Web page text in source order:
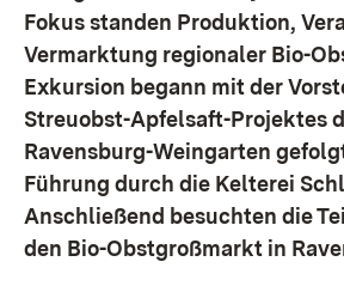
Fokus standen Produktion,
Vermarktung regionaler Bio-
Exkursion begann mit der
Streuobst-Apfelsaft-Projektes
Ravensburg-Weingarten
Führung durch die Kelterei
Anschließend besuchten die
den Bio-Obstgroßmarkt in